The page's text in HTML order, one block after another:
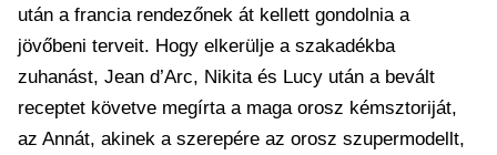
után a francia rendezőnek át kellett gondolnia a
jövőbeni terveit. Hogy elkerülje a szakadékba
zuhanást, Jean d’Arc, Nikita és Lucy után a bevált
receptet követve megírta a maga orosz kémsztoriját,
az Annát, akinek a szerepére az orosz szupermodellt,